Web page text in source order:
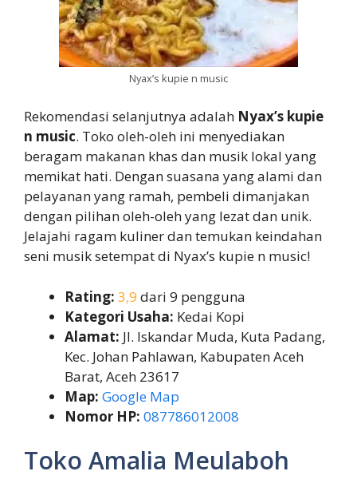
Nyax’s kupie n music
Rekomendasi selanjutnya adalah Nyax’s kupie
n music. Toko oleh-oleh ini menyediakan
beragam makanan khas dan musik lokal yang
memikat hati. Dengan suasana yang alami dan
pelayanan yang ramah, pembeli dimanjakan
dengan pilihan oleh-oleh yang lezat dan unik.
Jelajahi ragam kuliner dan temukan keindahan
seni musik setempat di Nyax’s kupie n music!
Rating: 3,9 dari 9 pengguna
Kategori Usaha: Kedai Kopi
Alamat: Jl. Iskandar Muda, Kuta Padang,
Kec. Johan Pahlawan, Kabupaten Aceh
Barat, Aceh 23617
Map: Google Map
Nomor HP: 087786012008
Toko Amalia Meulaboh